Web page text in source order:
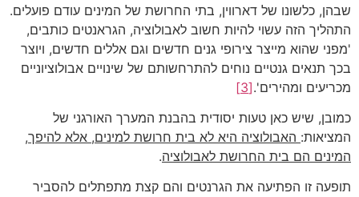
שבהן, כלשונו של דארווין, בתי החרושת של המינים עודם פועלים.
התהליך הזה עשוי להיות חשוב לאבולוציה, הגראנטים כותבים,
'מפני שהוא מייצר צירופי גנים חדשים וגם אללים חדשים, ויוצר
בכך תנאים גנטיים נוחים להתרחשותם של שינויים אבולוציוניים
מכריעים ומהירים'.[3]
כמובן, שיש כאן טעות יסודית בהבנת המערך האורגני של
המציאות: האבולוציה היא לא בית חרושת למינים, אלא להיפך,
המינים הם בית החרושת לאבולוציה.
תופעה זו הפתיעה את הגרנטים והם קצת מתפתלים להסביר